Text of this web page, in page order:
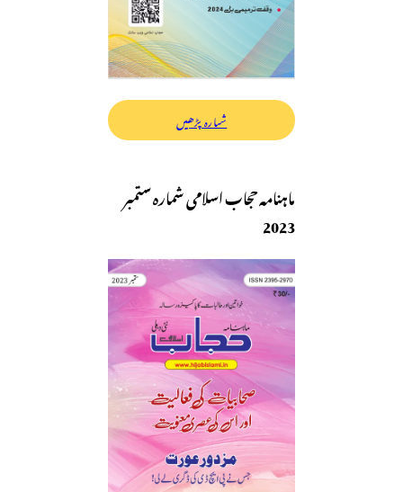
شمارہ پڑھیں
ماہنامہ حجاب اسلامی شمارہ ستمبر
2023